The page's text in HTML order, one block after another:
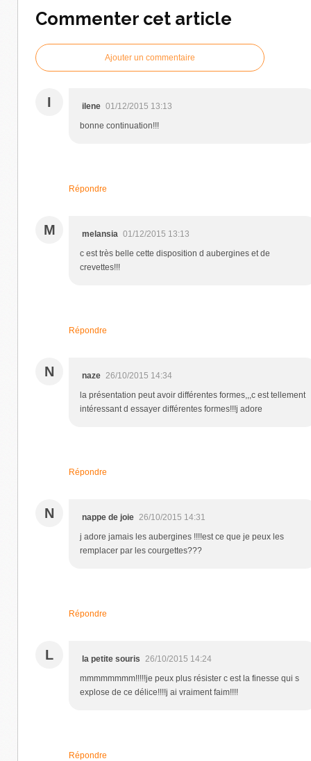
Commenter cet article
Ajouter un commentaire
I ilene 01/12/2015 13:13
bonne continuation!!!
Répondre
M melansia 01/12/2015 13:13
c est très belle cette disposition d aubergines et de
crevettes!!!
Répondre
N naze 26/10/2015 14:34
la présentation peut avoir différentes formes,,,c est tellement
intéressant d essayer différentes formes!!!j adore
Répondre
N nappe de joie 26/10/2015 14:31
j adore jamais les aubergines !!!!est ce que je peux les
remplacer par les courgettes???
Répondre
L la petite souris
26/10/2015 14:24
mmmmmmmm!!!!!je peux plus résister c est la finesse qui s
explose de ce délice!!!!j ai vraiment faim!!!!
Répondre